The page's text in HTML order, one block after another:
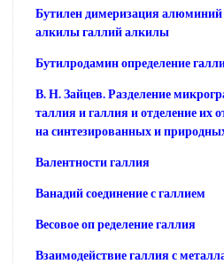
Бутилен димеризация
алкилы галлий алкилы
Бутилродамин определение
В. Н. Зайцев. Разделение
таллия и галлия и отделение их
на синтезированных и
Валентности галлия
Ванадий соединение с галлием
Весовое оп ределение галлия
Взаимодействие галлия с